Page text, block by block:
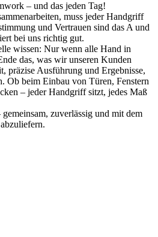
– und das jeden Tag!
muss jeder Handgriff
und Vertrauen sind das A und
bei uns richtig gut.
wissen: Nur wenn alle Hand in
das, was wir unseren Kunden
präzise Ausführung und Ergebnisse,
Ob beim Einbau von Türen, Fenstern
– jeder Handgriff sitzt, jedes Maß
zuverlässig und mit dem